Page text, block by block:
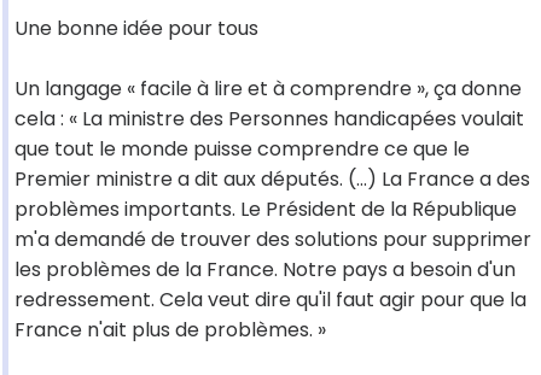
Une bonne idée pour tous
Un langage « facile à lire et à comprendre », ça donne
cela : « La ministre des Personnes handicapées voulait
que tout le monde puisse comprendre ce que le
Premier ministre a dit aux députés. (...) La France a des
problèmes importants. Le Président de la République
m'a demandé de trouver des solutions pour supprimer
les problèmes de la France. Notre pays a besoin d'un
redressement. Cela veut dire qu'il faut agir pour que la
France n'ait plus de problèmes. »